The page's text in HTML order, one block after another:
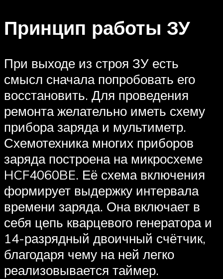
Принцип работы ЗУ
При выходе из строя ЗУ есть
смысл сначала попробовать его
восстановить. Для проведения
ремонта желательно иметь схему
прибора заряда и мультиметр.
Схемотехника многих приборов
заряда построена на микросхеме
HCF4060BE. Её схема включения
формирует выдержку интервала
времени заряда. Она включает в
себя цепь кварцевого генератора и
14-разрядный двоичный счётчик,
благодаря чему на ней легко
реализовывается таймер.